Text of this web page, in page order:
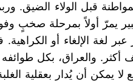
قبل الولاء الضيق.
يمرّ أولاً بمرحلة صخبٍ
عبر لغة الإلغاء أو
أكثر. والعراق، بكل
يمكن أن يُدار بعقلية